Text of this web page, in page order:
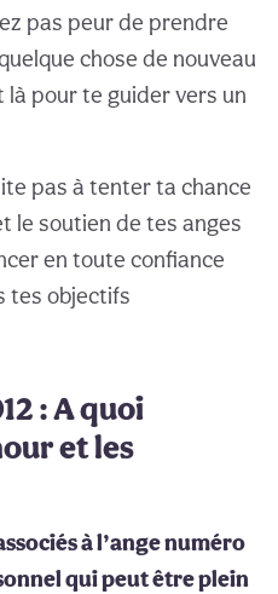
pas peur de prendre
chose de nouveau
là pour te guider vers un
pas à tenter ta chance
le soutien de tes anges
en toute confiance
tes objectifs
: A quoi
et les
à l’ange numéro
qui peut être plein